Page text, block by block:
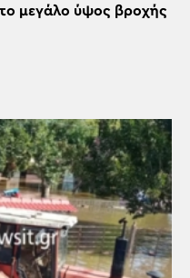
μεγάλο ύψος βροχής